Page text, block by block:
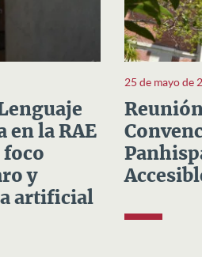
en la RAE
foco
y
artificial
25 de mayo de